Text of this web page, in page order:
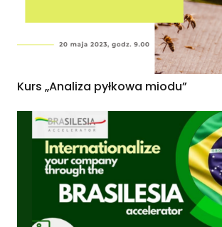
Kurs „Analiza pyłkowa miodu”